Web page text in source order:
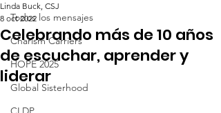
Todos los mensajes
Charism Carriers
HOPE 2025
Global Sisterhood
Celebrando más de 10 años
de escuchar, aprender y
liderar
Linda Buck, CSJ
8 oct 2022